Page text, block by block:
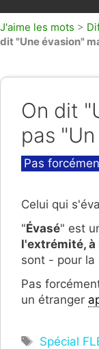
J'aime les mots >
dit "Une évasion"
On dit
pas
Catégories
Pas
Celui qui
"Évasé" est
l'extrémité,
sont - pour la
Pas
un étranger
Étiquettes
Spécial